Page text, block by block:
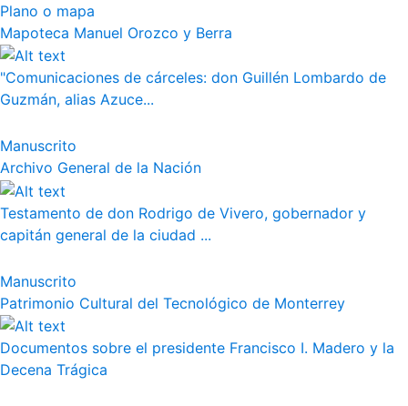
Plano o mapa
Mapoteca Manuel Orozco y Berra
"Comunicaciones de cárceles: don Guillén Lombardo de
Guzmán, alias Azuce...
Manuscrito
Archivo General de la Nación
Testamento de don Rodrigo de Vivero, gobernador y
capitán general de la ciudad ...
Manuscrito
Patrimonio Cultural del Tecnológico de Monterrey
Documentos sobre el presidente Francisco I. Madero y la
Decena Trágica